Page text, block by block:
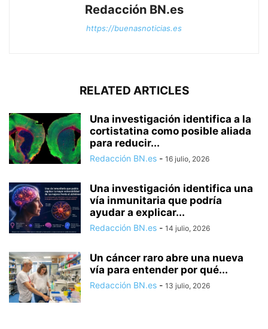
Redacción BN.es
https://buenasnoticias.es
RELATED ARTICLES
Una investigación identifica a la
cortistatina como posible aliada
para reducir...
Redacción BN.es - 16 julio, 2026
Una investigación identifica una
vía inmunitaria que podría
ayudar a explicar...
Redacción BN.es - 14 julio, 2026
Un cáncer raro abre una nueva
vía para entender por qué...
Redacción BN.es - 13 julio, 2026